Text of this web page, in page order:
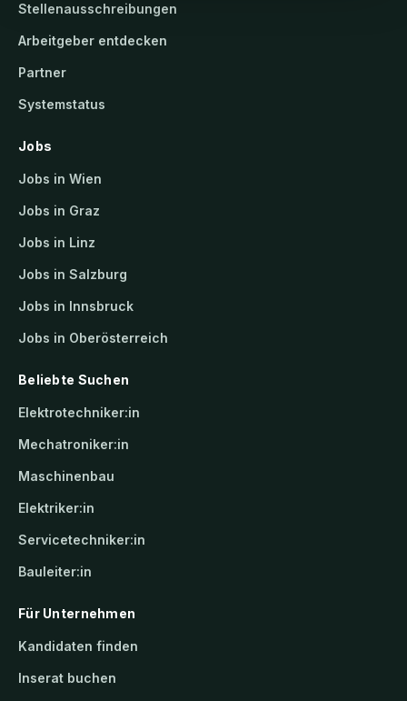
Stellenausschreibungen
Arbeitgeber entdecken
Partner
Systemstatus
Jobs
Jobs in Wien
Jobs in Graz
Jobs in Linz
Jobs in Salzburg
Jobs in Innsbruck
Jobs in Oberösterreich
Beliebte Suchen
Elektrotechniker:in
Mechatroniker:in
Maschinenbau
Elektriker:in
Servicetechniker:in
Bauleiter:in
Für Unternehmen
Kandidaten finden
Inserat buchen